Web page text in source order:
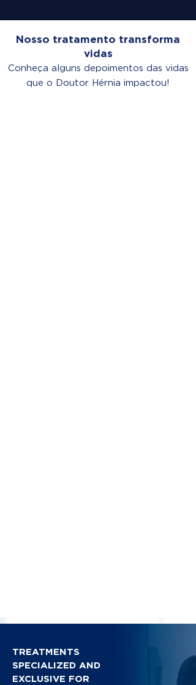
Nosso tratamento transforma
vidas
Conheça alguns depoimentos das vidas
que o Doutor Hérnia impactou!
TREATMENTS
SPECIALIZED AND
EXCLUSIVE FOR